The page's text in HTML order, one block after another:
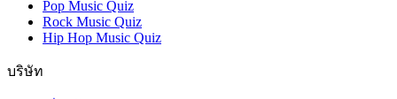
Pop Music Quiz
Rock Music Quiz
Hip Hop Music Quiz
บริษัท